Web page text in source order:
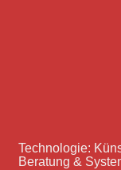
Technologie:
Beratung &